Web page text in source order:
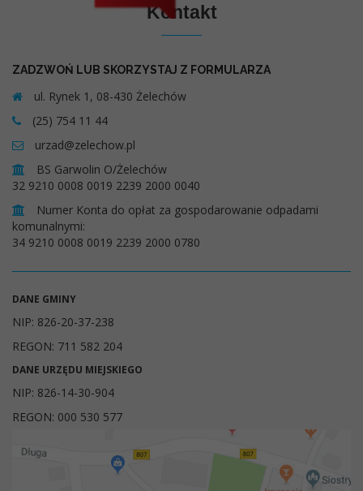
Kontakt
ZADZWOŃ LUB SKORZYSTAJ Z FORMULARZA
ul. Rynek 1, 08-430 Żelechów
(25) 754 11 44
urzad@zelechow.pl
BS Garwolin O/Żelechów
32 9210 0008 0019 2239 2000 0040
Numer Konta do opłat za gospodarowanie odpadami
komunalnymi:
34 9210 0008 0019 2239 2000 0780
DANE GMINY
NIP: 826-20-37-238
REGON: 711 582 204
DANE URZĘDU MIEJSKIEGO
NIP: 826-14-30-904
REGON: 000 530 577